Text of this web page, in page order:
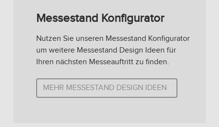
Messestand Konfigurator
Nutzen Sie unseren Messestand Konfigurator
um weitere Messestand Design Ideen für
Ihren nächsten Messeauftritt zu finden.
MEHR MESSESTAND DESIGN IDEEN